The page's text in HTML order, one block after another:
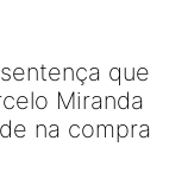
que
Miranda
na compra